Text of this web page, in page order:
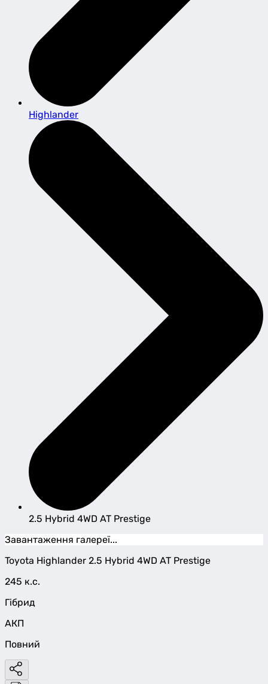
Highlander
2.5 Hybrid 4WD AT Prestige
Завантаження галереї...
Toyota Highlander 2.5 Hybrid 4WD AT Prestige
245 к.с.
Гібрид
АКП
Повний